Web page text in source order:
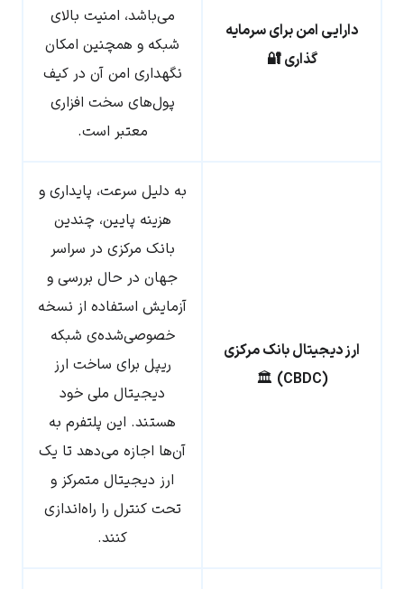
دارایی امن برای سرمایه
گذاری 🔐
می‌باشد، امنیت بالای
شبکه و همچنین امکان
نگهداری امن آن در کیف
پول‌های سخت افزاری
معتبر است.
ارز دیجیتال بانک مرکزی
(CBDC)
🏛️
به دلیل سرعت، پایداری و
هزینه پایین، چندین
بانک مرکزی در سراسر
جهان در حال بررسی و
آزمایش استفاده از نسخه
خصوصی‌شده‌ی شبکه
ریپل برای ساخت ارز
دیجیتال ملی خود
هستند. این پلتفرم به
آن‌ها اجازه می‌دهد تا یک
ارز دیجیتال متمرکز و
تحت کنترل را راه‌اندازی
کنند.